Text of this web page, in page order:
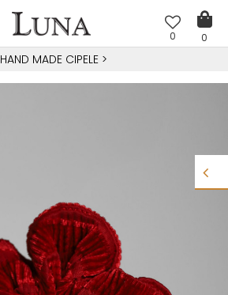
0
0
HAND MADE CIPELE >